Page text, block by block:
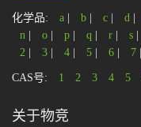
化学品: a b c d
n
o p q r s
2
3 4 5 6 7
CAS号: 1 2 3 4 5
关于物竞